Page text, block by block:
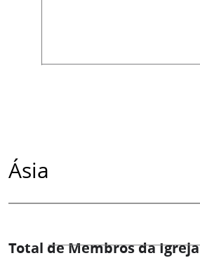
Ásia
Total de Membros da Igreja